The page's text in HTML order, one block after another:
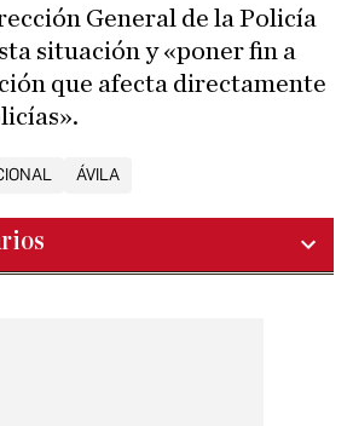
General de la Policía
situación y «poner fin a
que afecta directamente
ÁVILA